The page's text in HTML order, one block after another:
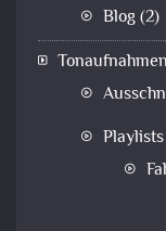
Blog(2)
Tonaufnahmen
Playlists